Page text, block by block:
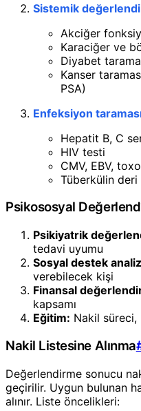
Sistemik
Akciğer
Karaciğer ve
Diyabet
Kanser
PSA)
Enfeksiyon
Hepatit B, C
HIV testi
CMV, EBV,
Tüberkülin deri
Psikososyal
Psikiyatrik
tedavi uyumu
Sosyal destek
verebilecek kişi
Finansal
kapsamı
Eğitim: Nakil
Nakil Listesine Alınma
Değerlendirme sonucu
geçirilir. Uygun bulunan
alınır. Liste öncelikleri: